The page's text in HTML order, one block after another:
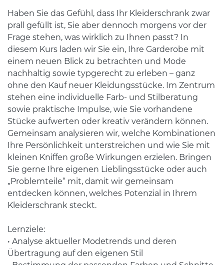
Haben Sie das Gefühl, dass Ihr Kleiderschrank zwar
prall gefüllt ist, Sie aber dennoch morgens vor der
Frage stehen, was wirklich zu Ihnen passt? In
diesem Kurs laden wir Sie ein, Ihre Garderobe mit
einem neuen Blick zu betrachten und Mode
nachhaltig sowie typgerecht zu erleben – ganz
ohne den Kauf neuer Kleidungsstücke. Im Zentrum
stehen eine individuelle Farb- und Stilberatung
sowie praktische Impulse, wie Sie vorhandene
Stücke aufwerten oder kreativ verändern können.
Gemeinsam analysieren wir, welche Kombinationen
Ihre Persönlichkeit unterstreichen und wie Sie mit
kleinen Kniffen große Wirkungen erzielen. Bringen
Sie gerne Ihre eigenen Lieblingsstücke oder auch
„Problemteile“ mit, damit wir gemeinsam
entdecken können, welches Potenzial in Ihrem
Kleiderschrank steckt.
Lernziele:
• Analyse aktueller Modetrends und deren
Übertragung auf den eigenen Stil